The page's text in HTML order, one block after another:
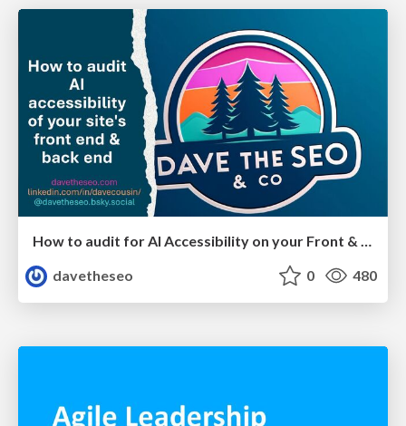
How to audit for AI Accessibility on your Front & Back End
davetheseo
0 480